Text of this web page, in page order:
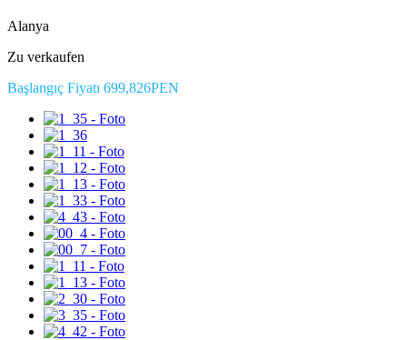
Alanya
Zu verkaufen
Başlangıç Fiyatı 699,826PEN